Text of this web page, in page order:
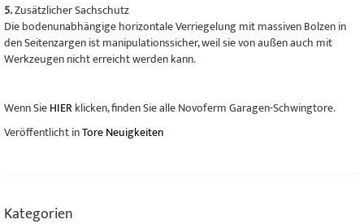
5.Zusätzlicher Sachschutz
Die bodenunabhängige horizontale Verriegelung mit massiven Bolzen in
den Seitenzargen ist manipulationssicher, weil sie von außen auch mit
Werkzeugen nicht erreicht werden kann.
Wenn SieHIER klicken, finden Sie alle Novoferm Garagen-Schwingtore.
Veröffentlicht inTore Neuigkeiten
Kategorien